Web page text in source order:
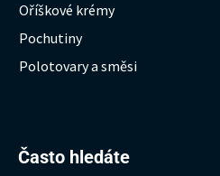
Oříškové krémy
Pochutiny
Polotovary a směsi
Často hledáte
Hledat: